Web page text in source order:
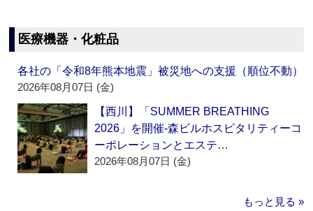
医療機器・化粧品
各社の「令和8年熊本地震」被災地への支援（順位不動）
2026年08月07日 (金)
【西川】「SUMMER BREATHING
2026」を開催‐森ビルホスピタリティーコ
ーポレーションとエステ…
2026年08月07日 (金)
もっと見る »